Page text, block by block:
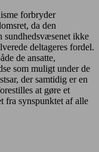
forbryder
da den
sundhedsvæsenet ikke
deltageres fordel.
de ansatte,
som muligt under de
der samtidig er en
at gøre et
fra synspunktet af alle